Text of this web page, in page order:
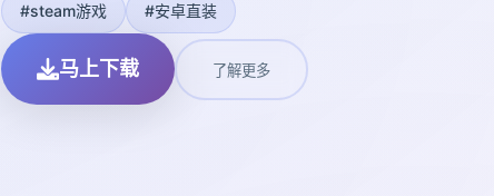
#steam游戏 #安卓直装
马上下载 了解更多